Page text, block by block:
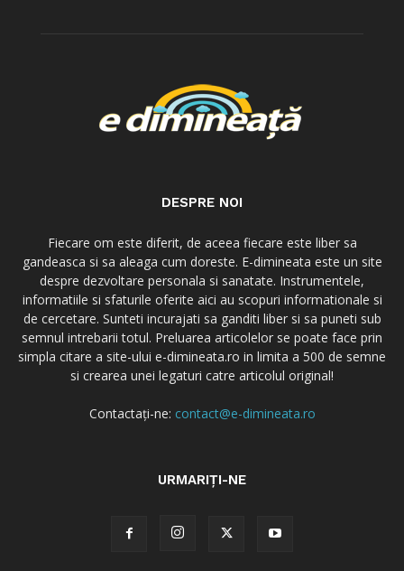
DESPRE NOI
Fiecare om este diferit, de aceea fiecare este liber sa
gandeasca si sa aleaga cum doreste. E-dimineata este un site
despre dezvoltare personala si sanatate. Instrumentele,
informatiile si sfaturile oferite aici au scopuri informationale si
de cercetare. Sunteti incurajati sa ganditi liber si sa puneti sub
semnul intrebarii totul. Preluarea articolelor se poate face prin
simpla citare a site-ului e-dimineata.ro in limita a 500 de semne
si crearea unei legaturi catre articolul original!
Contactați-ne: contact@e-dimineata.ro
URMARIȚI-NE